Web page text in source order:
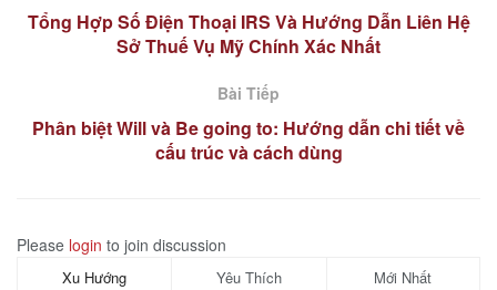
Tổng Hợp Số Điện Thoại IRS Và Hướng Dẫn Liên Hệ
Sở Thuế Vụ Mỹ Chính Xác Nhất
Bài Tiếp
Phân biệt Will và Be going to: Hướng dẫn chi tiết về
cấu trúc và cách dùng
Please login to join discussion
Xu Hướng Yêu Thích Mới Nhất